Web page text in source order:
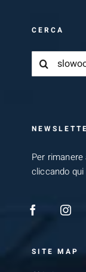
CERCA
Cerca
per:
Per
cliccando qui
SITE MAP